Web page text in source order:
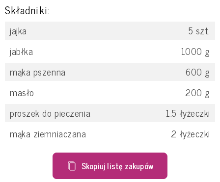
Składniki:
jajka 5 szt.
jabłka
1000 g
mąka pszenna
600 g
masło
200 g
proszek do pieczenia
1.5 łyżeczki
mąka ziemniaczana
2 łyżeczki
Skopiuj listę zakupów